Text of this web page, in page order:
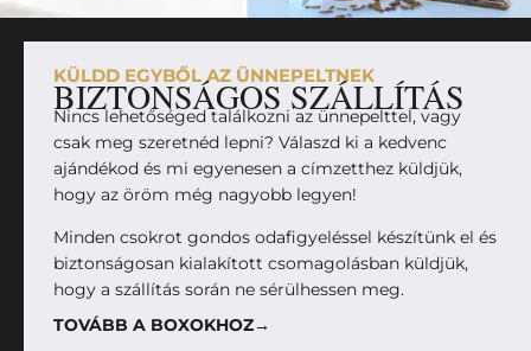
KÜLDD EGYBŐL AZ ÜNNEPELTNEK
BIZTONSÁGOS SZÁLLÍTÁS
Nincs lehetőséged találkozni az ünnepelttel, vagy
csak meg szeretnéd lepni? Válaszd ki a kedvenc
ajándékod és mi egyenesen a címzetthez küldjük,
hogy az öröm még nagyobb legyen!
Minden csokrot gondos odafigyeléssel készítünk el és
biztonságosan kialakított csomagolásban küldjük,
hogy a szállítás során ne sérülhessen meg.
TOVÁBB A BOXOKHOZ→